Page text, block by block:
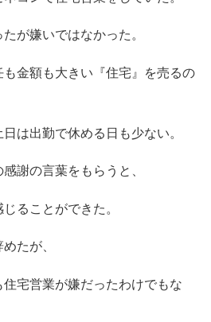
が嫌いではなかった。
金額も大きい『住宅』を売るの
は出勤で休める日も少ない。
謝の言葉をもらうと、
ることができた。
たが、
宅営業が嫌だったわけでもな